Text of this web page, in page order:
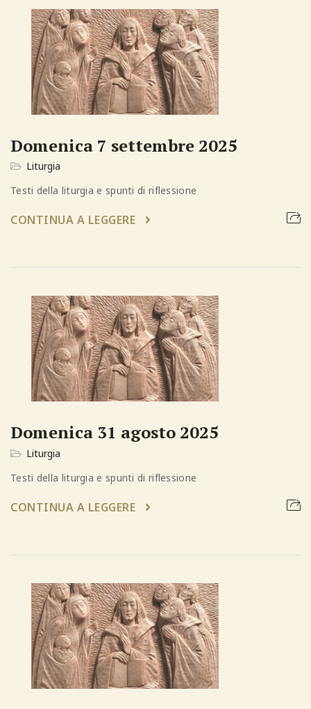
Domenica 7 settembre 2025
Liturgia
Testi della liturgia e spunti di riflessione
CONTINUA A LEGGERE
Domenica 31 agosto 2025
Liturgia
Testi della liturgia e spunti di riflessione
CONTINUA A LEGGERE